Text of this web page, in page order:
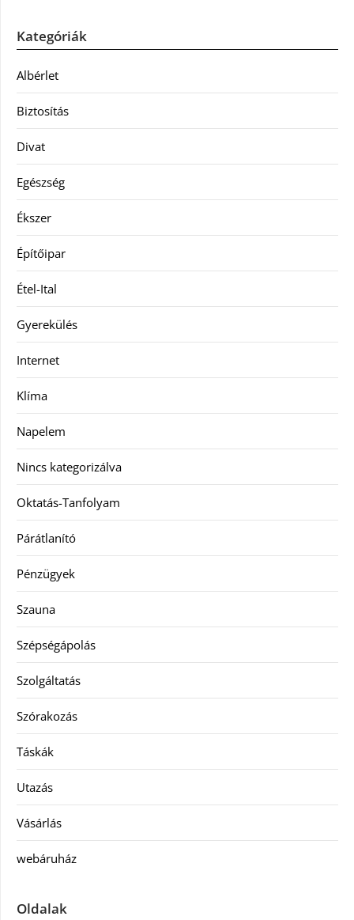
Kategóriák
Albérlet
Biztosítás
Divat
Egészség
Ékszer
Építőipar
Étel-Ital
Gyerekülés
Internet
Klíma
Napelem
Nincs kategorizálva
Oktatás-Tanfolyam
Párátlanító
Pénzügyek
Szauna
Szépségápolás
Szolgáltatás
Szórakozás
Táskák
Utazás
Vásárlás
webáruház
Oldalak